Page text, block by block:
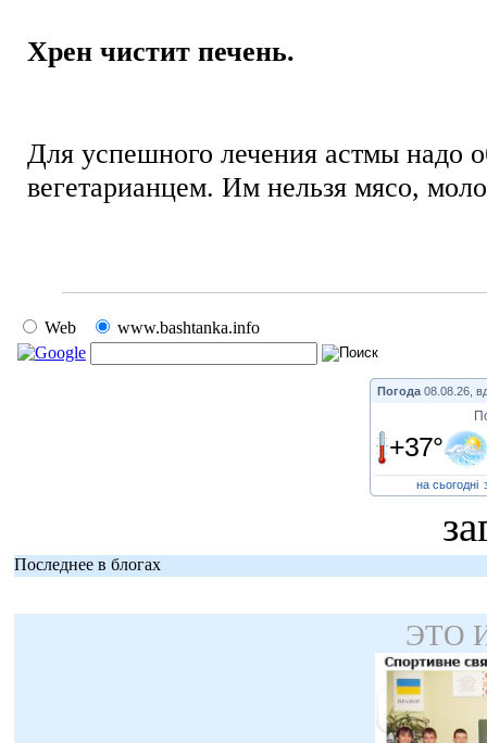
Хрен чистит печень.
Для успешного лечения астмы надо
вегетарианцем. Им нельзя мясо,
Web www.bashtanka.info
Погода 08.08.26,
+37°
на сьогодні
Последнее в блогах
ЭТО